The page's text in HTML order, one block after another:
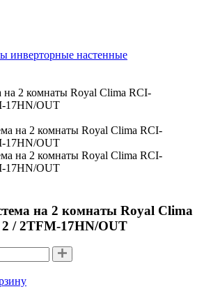
инверторные настенные
на 2 комнаты Royal Clima RCI-
17HN/OUT
на 2 комнаты Royal Clima
/ 2TFM-17HN/OUT